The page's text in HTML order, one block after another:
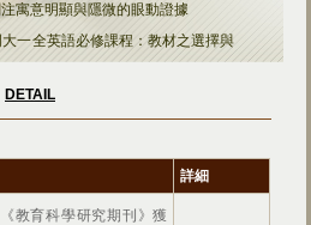
寓意明顯與隱微的眼動證據
一全英語必修課程：教材之選擇與
DETAIL
詳細
《教育科學研究期刊》獲